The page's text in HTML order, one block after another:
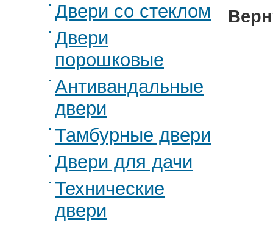
Двери со стеклом
Двери
порошковые
Антивандальные
двери
Тамбурные двери
Двери для дачи
Технические
двери